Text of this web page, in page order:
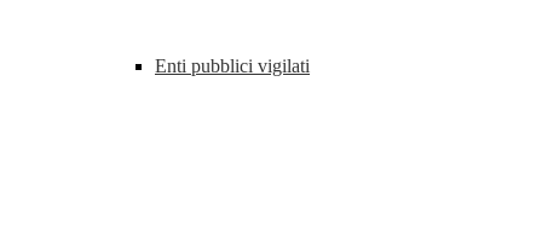
Enti pubblici vigilati